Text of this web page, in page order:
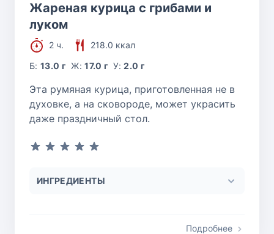
Жареная курица с грибами и
луком
2 ч.
218.0 ккал
Б:13.0 г Ж:17.0 г У:2.0 г
Эта румяная курица, приготовленная не в
духовке, а на сковороде, может украсить
даже праздничный стол.
ИНГРЕДИЕНТЫ
Подробнее